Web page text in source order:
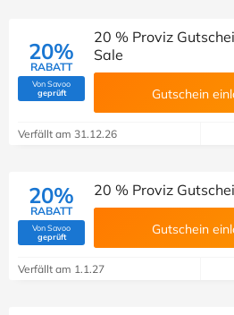
20%
RABATT
Von Savoo
geprüft(Von Savoo geprüft)
20 % Proviz
Sale
Gutschein
Verfällt am 31.12.26
20%
RABATT
Von Savoo
geprüft(Von Savoo geprüft)
20 % Proviz
Gutschein
Verfällt am 1.1.27